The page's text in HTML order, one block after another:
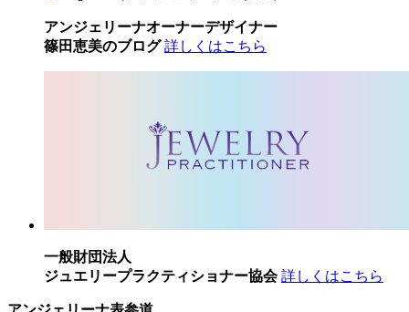
アンジェリーナオーナーデザイナー
篠田恵美のブログ 詳しくはこちら
一般財団法人
ジュエリープラクティショナー協会 詳しくはこちら